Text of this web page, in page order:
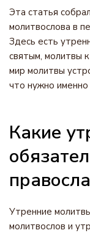
Эта статья
молитвослова в
Здесь есть
святым, молитвы
мир молитвы
что нужно именно
Какие
Утренние
молитвослов и